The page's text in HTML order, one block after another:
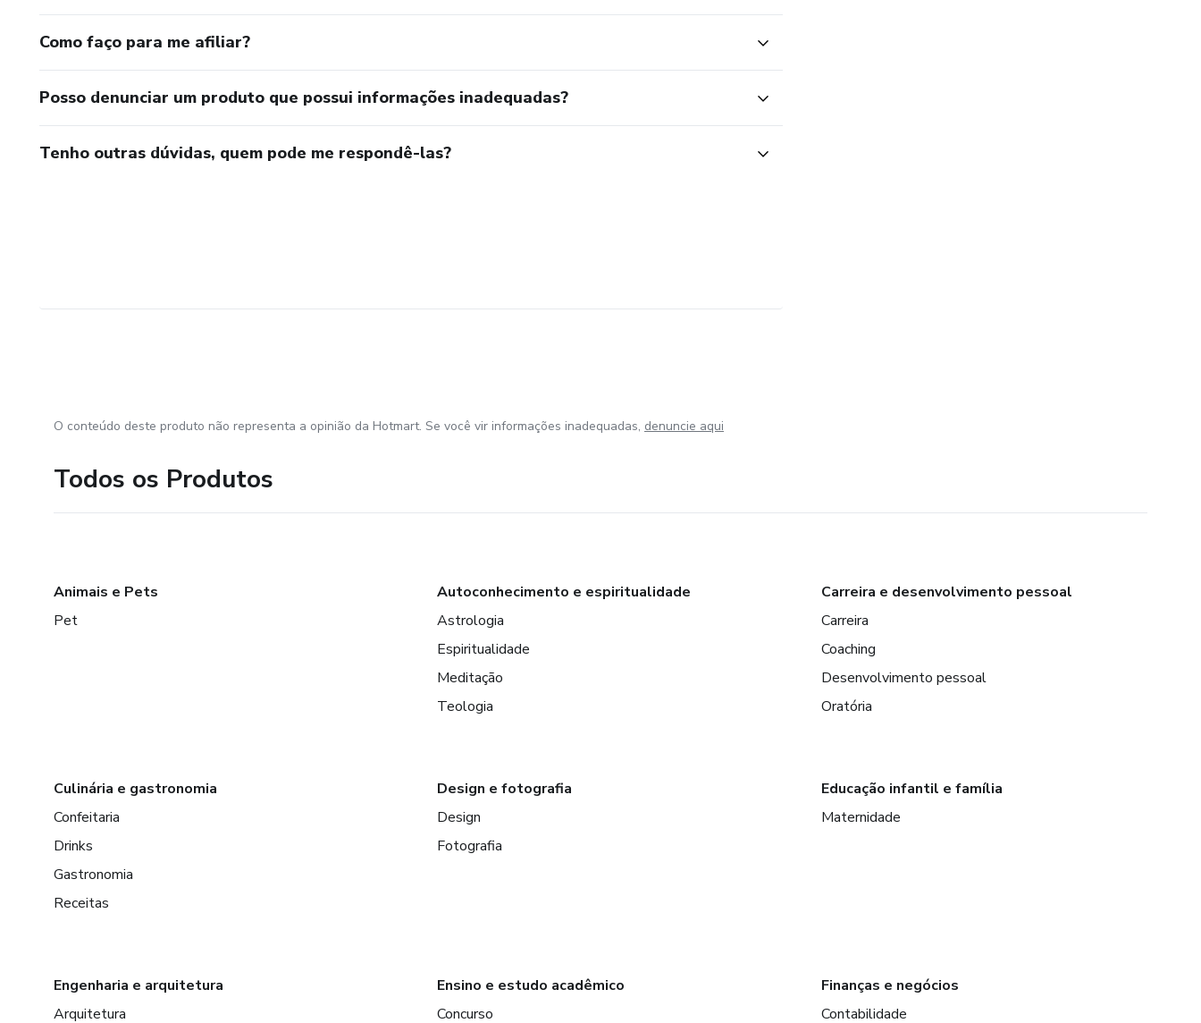
Como faço para me afiliar?
Posso denunciar um produto que possui informações inadequadas?
Tenho outras dúvidas, quem pode me respondê-las?
O conteúdo deste produto não representa a opinião da Hotmart. Se você vir informações inadequadas, denuncie aqui
Todos os Produtos
Animais e Pets
Pet
Autoconhecimento e espiritualidade
Astrologia
Espiritualidade
Meditação
Teologia
Carreira e desenvolvimento pessoal
Carreira
Coaching
Desenvolvimento pessoal
Oratória
Culinária e gastronomia
Confeitaria
Drinks
Gastronomia
Receitas
Design e fotografia
Design
Fotografia
Educação infantil e família
Maternidade
Engenharia e arquitetura
Arquitetura
Ensino e estudo acadêmico
Concurso
Finanças e negócios
Contabilidade